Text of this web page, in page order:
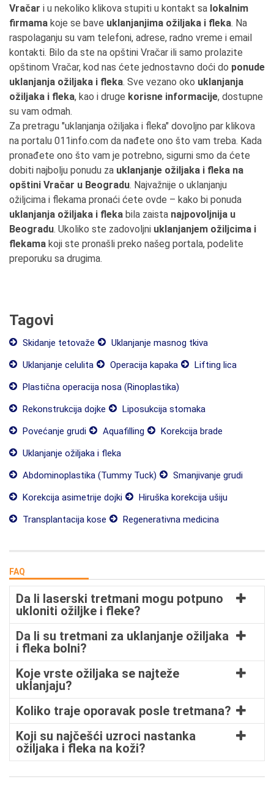
Vračar i u nekoliko klikova stupiti u kontakt sa lokalnim
firmama koje se bave uklanjanjima ožiljaka i fleka. Na
raspolaganju su vam telefoni, adrese, radno vreme i email
kontakti. Bilo da ste na opštini Vračar ili samo prolazite
opštinom Vračar, kod nas ćete jednostavno doći do ponude
uklanjanja ožiljaka i fleka. Sve vezano oko uklanjanja
ožiljaka i fleka, kao i druge korisne informacije, dostupne
su vam odmah.
Za pretragu "uklanjanja ožiljaka i fleka" dovoljno par klikova
na portalu 011info.com da nađete ono što vam treba. Kada
pronađete ono što vam je potrebno, sigurni smo da ćete
dobiti najbolju ponudu za uklanjanje ožiljaka i fleka na
opštini Vračar u Beogradu. Najvažnije o uklanjanju
ožiljcima i flekama pronaći ćete ovde – kako bi ponuda
uklanjanja ožiljaka i fleka bila zaista najpovoljnija u
Beogradu. Ukoliko ste zadovoljni uklanjanjem ožiljcima i
flekama koji ste pronašli preko našeg portala, podelite
preporuku sa drugima.
Tagovi
Skidanje tetovaže
Uklanjanje masnog tkiva
Uklanjanje celulita
Operacija kapaka
Lifting lica
Plastična operacija nosa (Rinoplastika)
Rekonstrukcija dojke
Liposukcija stomaka
Povećanje grudi
Aquafilling
Korekcija brade
Uklanjanje ožiljaka i fleka
Abdominoplastika (Tummy Tuck)
Smanjivanje grudi
Korekcija asimetrije dojki
Hiruška korekcija ušiju
Transplantacija kose
Regenerativna medicina
FAQ
Da li laserski tretmani mogu potpuno
ukloniti ožiljke i fleke?
Da li su tretmani za uklanjanje ožiljaka
i fleka bolni?
Koje vrste ožiljaka se najteže
uklanjaju?
Koliko traje oporavak posle tretmana?
Koji su najčešći uzroci nastanka
ožiljaka i fleka na koži?